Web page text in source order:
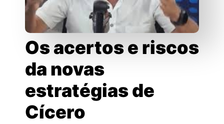
Os acertos e riscos
da novas
estratégias de
Cícero